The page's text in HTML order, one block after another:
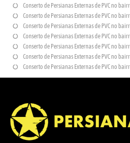
Conserto de Persianas Externas de PVC no
Conserto de Persianas Externas de PVC no
Conserto de Persianas Externas de PVC no
Conserto de Persianas Externas de PVC no
Conserto de Persianas Externas de PVC no
Conserto de Persianas Externas de PVC no
Conserto de Persianas Externas de PVC no